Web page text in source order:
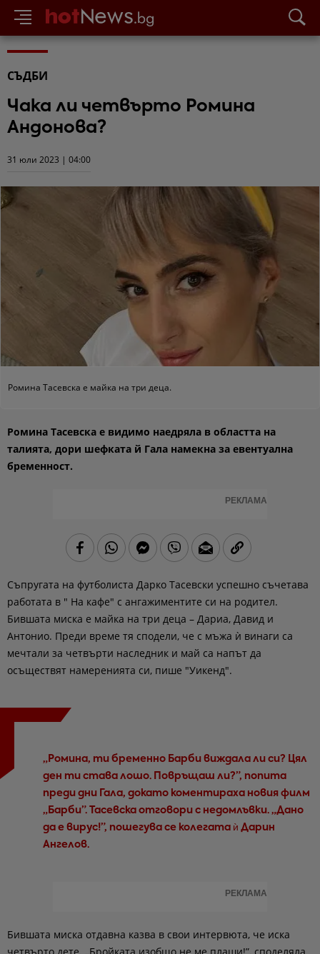
СЪДБИ
Чака ли четвърто Ромина
Андонова?
31 юли 2023 | 04:00
Ромина Тасевска е майка на три деца.
Ромина Тасевска е видимо наедряла в областта на
талията, дори шефката й Гала намекна за евентуална
бременност.
РЕКЛАМА
Съпругата на футболиста Дарко Тасевски успешно съчетава
работата в " На кафе" с ангажиментите си на родител.
Бившата миска е майка на три деца – Дариа, Давид и
Антонио. Преди време тя сподели, че с мъжа ѝ винаги са
мечтали за четвърти наследник и май са напът да
осъществят намеренията си, пише "Уикенд".
„Ромина, ти бременно Барби виждала ли си? Цял
ден ти става лошо. Повръщаш ли?”, попита
преди дни Гала, докато коментираха новия филм
„Барби”. Тасевска отговори с недомлъвки. „Дано
да е вирус!”, пошегува се колегата ѝ Дарин
Ангелов.
РЕКЛАМА
Бившата миска отдавна казва в свои интервюта, че иска